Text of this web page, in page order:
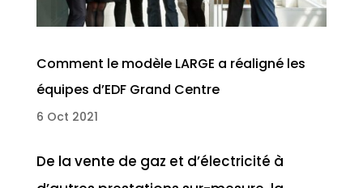
Comment le modèle LARGE a réaligné les
équipes d’EDF Grand Centre
6 Oct 2021
De la vente de gaz et d’électricité à